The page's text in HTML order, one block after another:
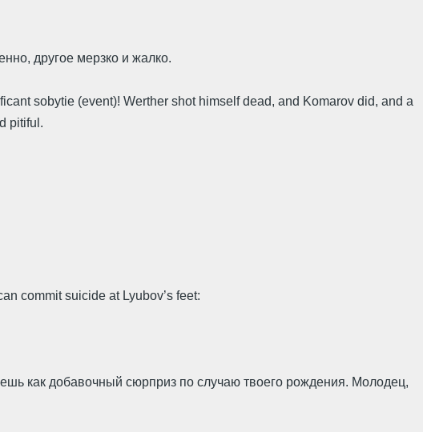
другое мерзко и жалко.
sobytie (event)! Werther shot himself dead, and Komarov did, and a
pitiful.
commit suicide at Lyubov’s feet:
как добавочный сюрприз по случаю твоего рождения. Молодец,